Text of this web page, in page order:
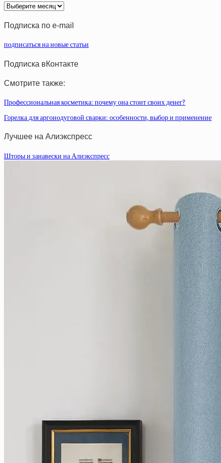
Архив
статей
Подписка по e-mail
подписаться на новые статьи
Подписка вКонтакте
Смотрите также:
Профессиональная косметика: почему она стоит своих денег?
Горелка для аргонодуговой сварки: особенности, выбор и применение
Лучшее на Алиэкспресс
Шторы и занавески на Алиэкспресс